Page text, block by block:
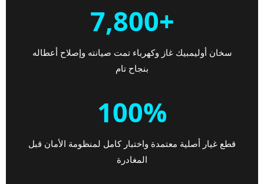
+7,800
سخان أوليمبيك غاز وكهرباء تمت صيانته وإصلاح أعطاله
بنجاح تام
100%
قطع غيار أصلية معتمدة واختبار كامل لمنظومة الأمان قبل
المغادرة